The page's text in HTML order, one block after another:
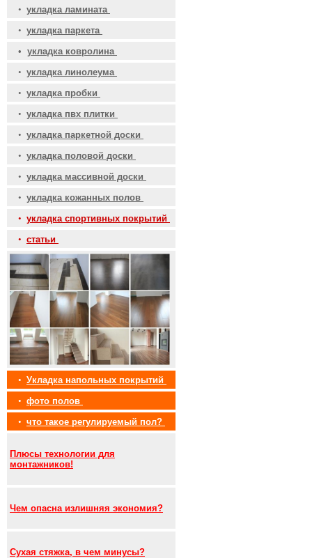
• укладка ламината
• укладка паркета
• укладка ковролина
• укладка линолеума
• укладка пробки
• укладка пвх плитки
• укладка паркетной доски
• укладка половой доски
• укладка массивной доски
• укладка кожанных полов
• укладка спортивных покрытий
• статьи
• Укладка напольных покрытий
• фото полов
• что такое регулируемый пол?
Плюсы технологии для
монтажников!
Чем опасна излишняя экономия?
Сухая стяжка, в чем минусы?